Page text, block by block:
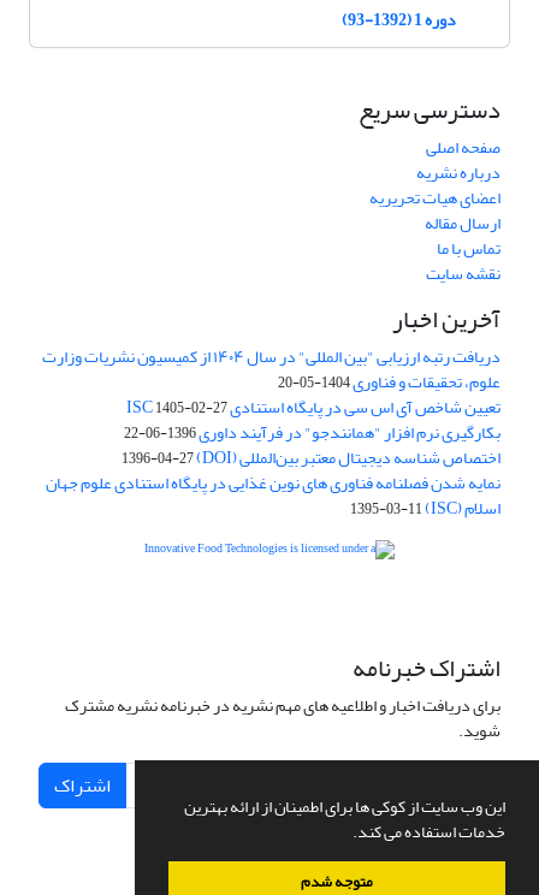
این وب سایت از کوکی ها برای اطمینان از ارائه بهترین
خدمات استفاده می کند.
متوجه شدم
دوره 1 (1392-93)
دسترسی سریع
صفحه اصلی
درباره نشریه
اعضای هیات تحریریه
ارسال مقاله
تماس با ما
نقشه سایت
آخرین اخبار
دریافت رتبه ارزیابی "بین المللی" در سال ۱۴۰۴ از کمیسیون نشریات وزارت
علوم، تحقیقات و فناوری1404-05-20
تعیین شاخص آی اس سی در پایگاه استنادی ISC1405-02-27
بکارگیری نرم افزار "همانندجو" در فرآیند داوری1396-06-22
اختصاص شناسه دیجیتال معتبر بین‌المللی (DOI) 1396-04-27
نمایه شدن فصلنامه فناوری های نوین غذایی در پایگاه استنادی علوم جهان
اسلام (ISC) 1395-03-11
اشتراک خبرنامه
برای دریافت اخبار و اطلاعیه های مهم نشریه در خبرنامه نشریه مشترک
شوید.
اشتراک